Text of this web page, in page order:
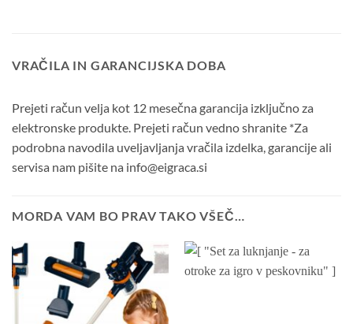
VRAČILA IN GARANCIJSKA DOBA
Prejeti račun velja kot 12 mesečna garancija izključno za
elektronske produkte. Prejeti račun vedno shranite *Za
podrobna navodila uveljavljanja vračila izdelka, garancije ali
servisa nam pišite na info@eigraca.si
MORDA VAM BO PRAV TAKO VŠEČ…